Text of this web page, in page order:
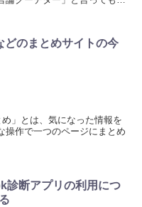
どのまとめサイトの今
」とは、気になった情報を
操作で一つのページにまとめ
診断アプリの利用につ